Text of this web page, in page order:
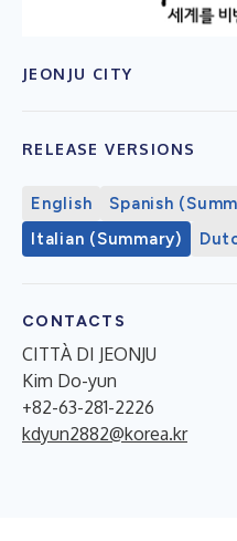
JEONJU CITY
RELEASE VERSIONS
English Spanish
Italian (Summary)
CONTACTS
CITTÀ DI JEONJU
Kim Do-yun
+82-63-281-2226
kdyun2882@korea.kr